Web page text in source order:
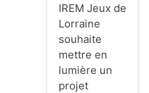
IREM Jeux de
Lorraine
souhaite
mettre en
lumière un
projet